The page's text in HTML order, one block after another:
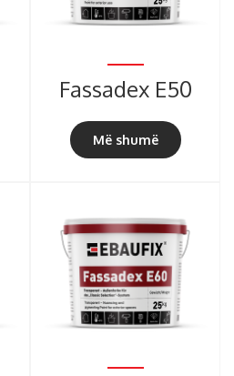
Fassadex E50
Më shumë